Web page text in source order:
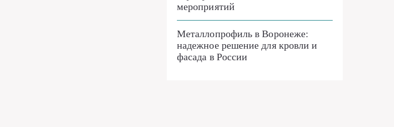
мероприятий
Металлопрофиль в Воронеже:
надежное решение для кровли и
фасада в России